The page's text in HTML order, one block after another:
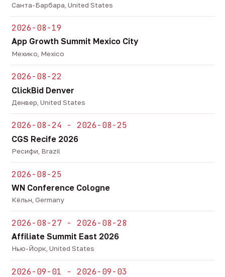
Санта-Барбара, United States
2026-08-19
App Growth Summit Mexico City
Мехико, Mexico
2026-08-22
ClickBid Denver
Денвер, United States
2026-08-24 - 2026-08-25
CGS Recife 2026
Ресифи, Brazil
2026-08-25
WN Conference Cologne
Кёльн, Germany
2026-08-27 - 2026-08-28
Affiliate Summit East 2026
Нью-Йорк, United States
2026-09-01 - 2026-09-03